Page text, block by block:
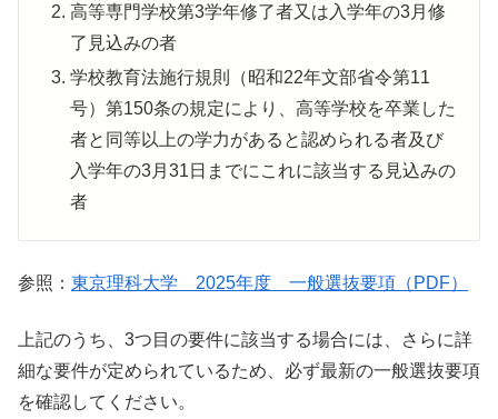
高等専門学校第3学年修了者又は入学年の3月修
了見込みの者
学校教育法施行規則（昭和22年文部省令第11
号）第150条の規定により、高等学校を卒業した
者と同等以上の学力があると認められる者及び
入学年の3月31日までにこれに該当する見込みの
者
参照： 東京理科大学 2025年度 一般選抜要項（PDF）
上記のうち、3つ目の要件に該当する場合には、さらに詳
細な要件が定められているため、必ず最新の一般選抜要項
を確認してください。